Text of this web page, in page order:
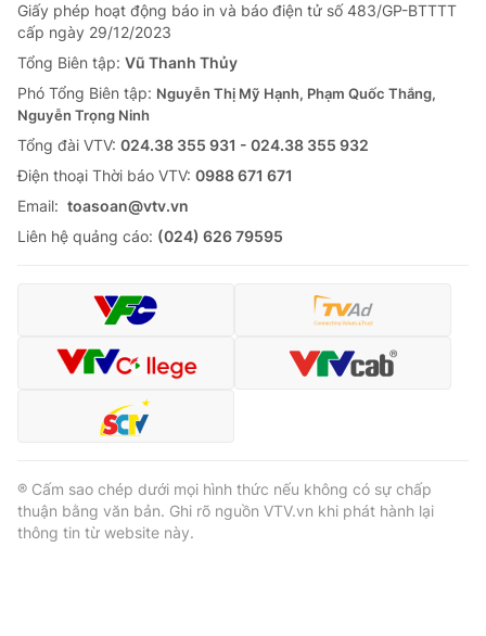
Giấy phép hoạt động báo in và báo điện tử số 483/GP-BTTTT
cấp ngày 29/12/2023
Tổng Biên tập: Vũ Thanh Thủy
Phó Tổng Biên tập: Nguyễn Thị Mỹ Hạnh, Phạm Quốc Thắng,
Nguyễn Trọng Ninh
Tổng đài VTV: 024.38 355 931 - 024.38 355 932
Ðiện thoại Thời báo VTV: 0988 671 671
Email: toasoan@vtv.vn
Liên hệ quảng cáo: (024) 626 79595
® Cấm sao chép dưới mọi hình thức nếu không có sự chấp
thuận bằng văn bản. Ghi rõ nguồn VTV.vn khi phát hành lại
thông tin từ website này.